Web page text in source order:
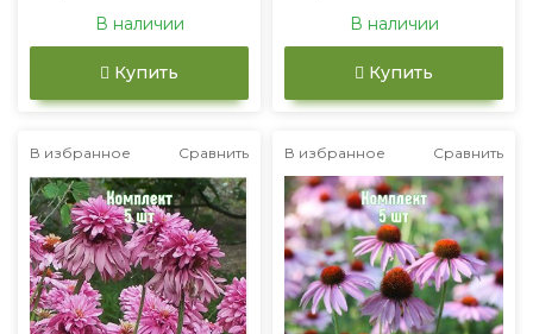
В наличии
Купить
В наличии
Купить
В избранное Сравнить В избранное Сравнить